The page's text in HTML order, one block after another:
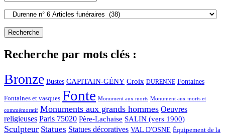
Recherche par mots clés :
Bronze Bustes CAPITAIN-GÉNY Croix DURENNE Fontaines
Fontaines et vasques Fonte Monument aux morts Monument aux morts et
commémoratif Monuments aux grands hommes Oeuvres
religieuses Paris 75020 Père-Lachaise SALIN (vers 1900)
Sculpteur Statues Statues décoratives VAL D'OSNE Équipement de la